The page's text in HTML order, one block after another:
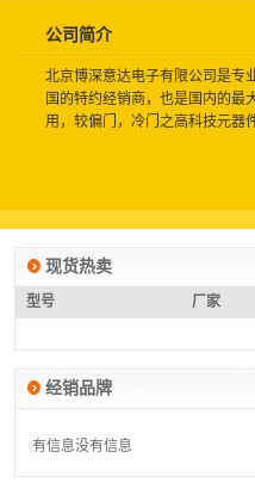
公司简介
北京博深意达电子有限公司是专
国的特约经销商，也是国内的最
用，较偏门，冷门之高科技元器
现货热卖
型号 厂家
经销品牌
没有信息没有信息